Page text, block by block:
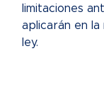
limitaciones
aplicarán en
ley.